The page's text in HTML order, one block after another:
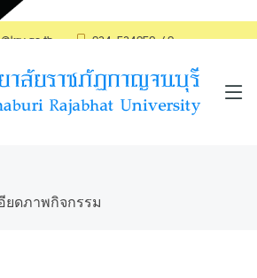
034-534059-60
ยดภาพกิจกรรม